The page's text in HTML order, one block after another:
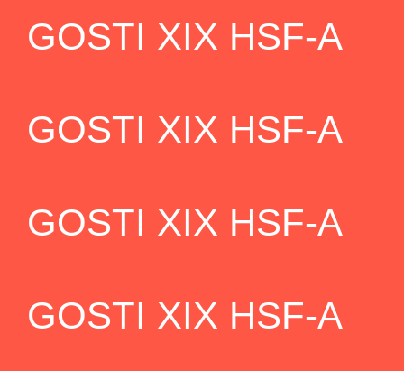
GOSTI XIX HSF-A
GOSTI XIX HSF-A
GOSTI XIX HSF-A
GOSTI XIX HSF-A